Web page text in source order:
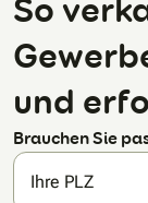
So
und
Brauchen Sie
Ihre PLZ